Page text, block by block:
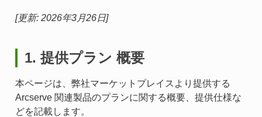
[更新: 2026年3月26日]
1. 提供プラン 概要
本ページは、弊社マーケットプレイスより提供する
Arcserve 関連製品のプランに関する概要、提供仕様な
どを記載します。